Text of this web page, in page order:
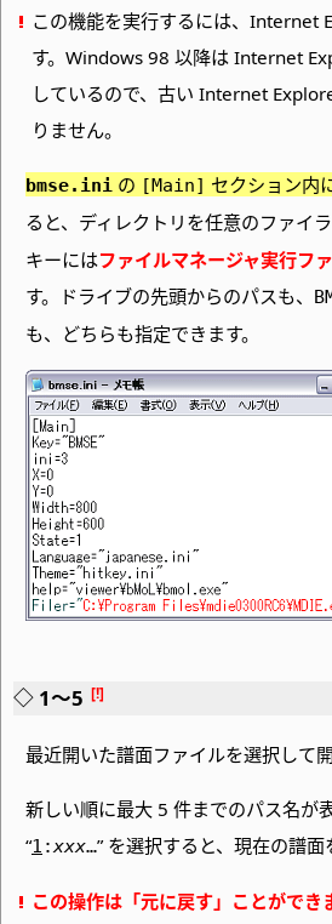
この機能を実行するには、Internet
す。Windows 98 以降は Internet
しているので、古い Internet
りません。
bmse.ini の [Main] セクション内
ると、ディレクトリを任意のファイラ
キーにはファイルマネージャ実行フ
す。ドライブの先頭からのパスも、
も、どちらも指定できます。
1～5
最近開いた譜面ファイルを選択して開
新しい順に最大 5 件までのパス名が
“1 :xxx…” を選択すると、現在の譜面
この操作は「元に戻す」ことができ